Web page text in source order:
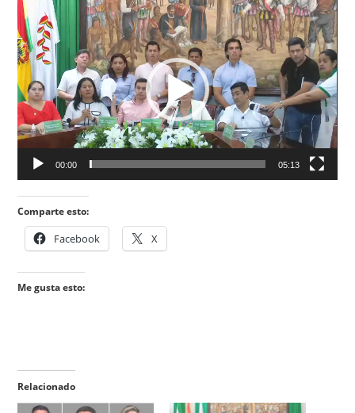
Reproductor
de
vídeo
00:00 05:13
Comparte esto:
Facebook X
Me gusta esto:
Relacionado